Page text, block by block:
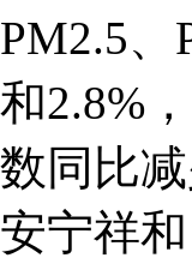
PM2.5、
和2.8%
数同比
安宁祥